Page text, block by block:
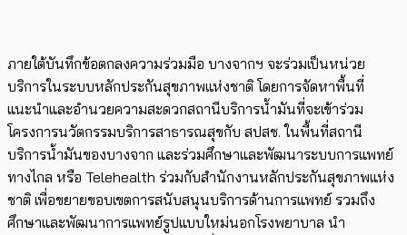
ภายใต้บันทึกข้อตกลงความร่วมมือ บางจากฯ จะร่วมเป็นหน่วย
บริการในระบบหลักประกันสุขภาพแห่งชาติ โดยการจัดหาพื้นที่
แนะนำและอำนวยความสะดวกสถานีบริการน้ำมันที่จะเข้าร่วม
โครงการนวัตกรรมบริการสาธารณสุขกับ สปสช. ในพื้นที่สถานี
บริการน้ำมันของบางจาก และร่วมศึกษาและพัฒนาระบบการแพทย์
ทางไกล หรือ Telehealth ร่วมกับสำนักงานหลักประกันสุขภาพแห่ง
ชาติ เพื่อขยายขอบเขตการสนับสนุนบริการด้านการแพทย์ รวมถึง
ศึกษาและพัฒนาการแพทย์รูปแบบใหม่นอกโรงพยาบาล นำ